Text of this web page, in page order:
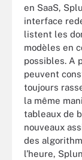
en SaaS,
interface
listent les
modèles en
possibles. A
peuvent
toujours
la même
tableaux de
nouveaux
des
l’heure,